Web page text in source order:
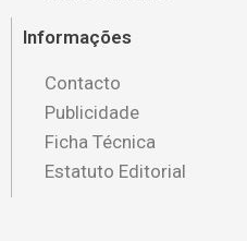
Informações
Contacto
Publicidade
Ficha Técnica
Estatuto Editorial